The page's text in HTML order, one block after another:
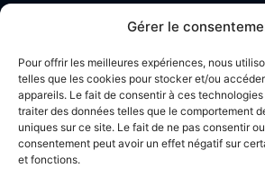
Gérer le
Pour offrir les meilleures expériences, nous
telles que les cookies pour stocker et/ou
appareils. Le fait de consentir à ces
traiter des données telles que le comportement
uniques sur ce site. Le fait de ne pas consentir
consentement peut avoir un effet négatif sur
et fonctions.
Mardi : de 17 h à 20 h
Jeudi : de 17 h à 20 h
Samedi : de 14 h à 17 h